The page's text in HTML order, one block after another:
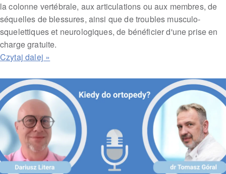
la colonne vertébrale, aux articulations ou aux membres, de
séquelles de blessures, ainsi que de troubles musculo-
squelettiques et neurologiques, de bénéficier d'une prise en
charge gratuite.